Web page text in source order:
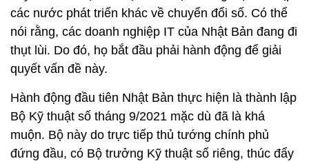
các nước phát triển khác về chuyển đổi số. Có thể
nói rằng, các doanh nghiệp IT của Nhật Bản đang đi
thụt lùi. Do đó, họ bắt đầu phải hành động để giải
quyết vấn đề này.
Hành động đầu tiên Nhật Bản thực hiện là thành lập
Bộ Kỹ thuật số tháng 9/2021 mặc dù đã là khá
muộn. Bộ này do trực tiếp thủ tướng chính phủ
đứng đầu, có Bộ trưởng Kỹ thuật số riêng, thúc đẩy